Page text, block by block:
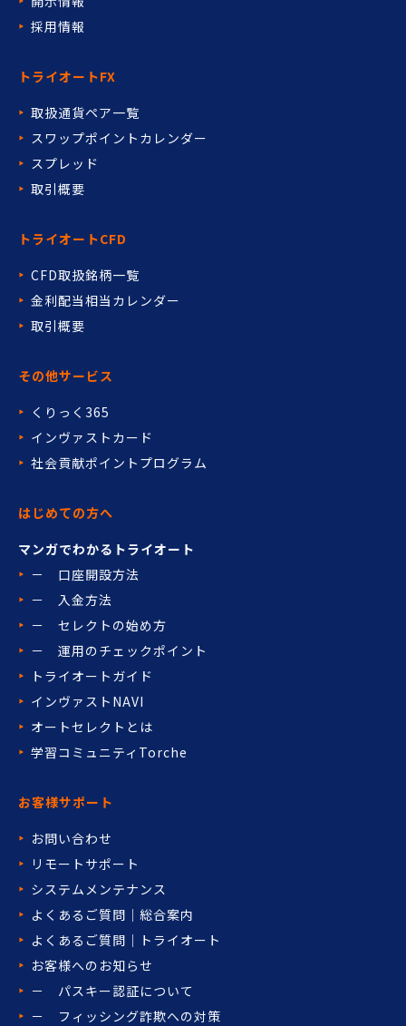
採用情報
その他サービス
くりっく365
インヴァストカード
社会貢献ポイントプログラム
トライオートFX
取扱通貨ペア一覧
スワップポイントカレンダー
スプレッド
取引概要
はじめての方へ
マンガでわかるトライオート
－ 口座開設方法
－ 入金方法
－ セレクトの始め方
－ 運用のチェックポイント
トライオートガイド
インヴァストNAVI
オートセレクトとは
学習コミュニティTorche
トライオートCFD
CFD取扱銘柄一覧
金利配当相当カレンダー
取引概要
お客様サポート
お問い合わせ
リモートサポート
システムメンテナンス
よくあるご質問｜総合案内
よくあるご質問｜トライオート
お客様へのお知らせ
－ パスキー認証について
－ フィッシング詐欺への対策